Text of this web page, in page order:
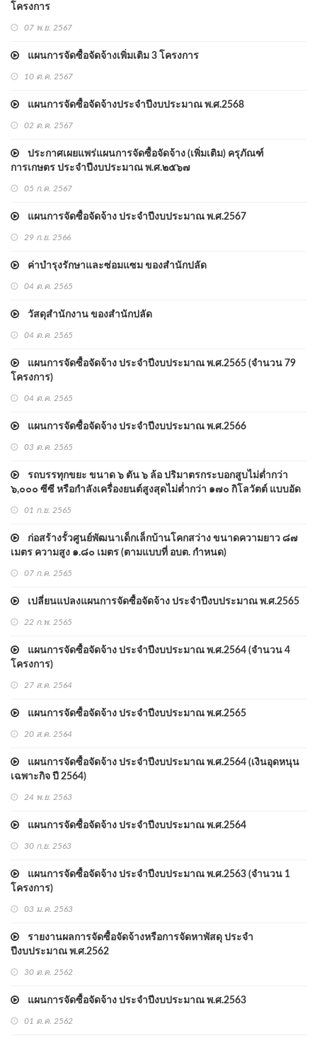
โครงการ
07 พ.ย. 2567
แผนการจัดซื้อจัดจ้างเพิ่มเติม 3 โครงการ
10 ต.ค. 2567
แผนการจัดซื้อจัดจ้างประจำปีงบประมาณ พ.ศ.2568
02 ต.ค. 2567
ประกาศเผยแพร่แผนการจัดซื้อจัดจ้าง (เพิ่มเติม) ครุภัณฑ์
การเกษตร ประจำปีงบประมาณ พ.ศ.๒๕๖๗
05 ก.ค. 2567
แผนการจัดซื้อจัดจ้าง ประจำปีงบประมาณ พ.ศ.2567
29 ก.ย. 2566
ค่าบำรุงรักษาและซ่อมแซม ของสำนักปลัด
04 ต.ค. 2565
วัสดุสำนักงาน ของสำนักปลัด
04 ต.ค. 2565
แผนการจัดซื้อจัดจ้าง ประจำปีงบประมาณ พ.ศ.2565 (จำนวน 79
โครงการ)
04 ต.ค. 2565
แผนการจัดซื้อจัดจ้าง ประจำปีงบประมาณ พ.ศ.2566
03 ต.ค. 2565
รถบรรทุกขยะ ขนาด ๖ ตัน ๖ ล้อ ปริมาตรกระบอกสูบไม่ต่ำกว่า
๖,๐๐๐ ซีซี หรือกำลังเครื่องยนต์สูงสุดไม่ต่ำกว่า ๑๗๐ กิโลวัตต์ แบบอัด
01 ก.ย. 2565
ก่อสร้างรั้วศูนย์พัฒนาเด็กเล็กบ้านโคกสว่าง ขนาดความยาว ๘๗
เมตร ความสูง ๑.๘๐ เมตร (ตามแบบที่ อบต. กำหนด)
07 ก.ค. 2565
เปลี่ยนแปลงแผนการจัดซื้อจัดจ้าง ประจำปีงบประมาณ พ.ศ.2565
22 ก.พ. 2565
แผนการจัดซื้อจัดจ้าง ประจำปีงบประมาณ พ.ศ.2564 (จำนวน 4
โครงการ)
27 ส.ค. 2564
แผนการจัดซื้อจัดจ้าง ประจำปีงบประมาณ พ.ศ.2565
20 ส.ค. 2564
แผนการจัดซื้อจัดจ้าง ประจำปีงบประมาณ พ.ศ.2564 (เงินอุดหนุน
เฉพาะกิจ ปี 2564)
24 พ.ย. 2563
แผนการจัดซื้อจัดจ้าง ประจำปีงบประมาณ พ.ศ.2564
30 ก.ย. 2563
แผนการจัดซื้อจัดจ้าง ประจำปีงบประมาณ พ.ศ.2563 (จำนวน 1
โครงการ)
03 ม.ค. 2563
รายงานผลการจัดซื้อจัดจ้างหรือการจัดหาพัสดุ ประจำ
ปีงบประมาณ พ.ศ.2562
30 ต.ค. 2562
แผนการจัดซื้อจัดจ้าง ประจำปีงบประมาณ พ.ศ.2563
01 ต.ค. 2562